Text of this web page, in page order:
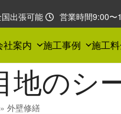
出張可能 営業時間9:00〜
社案内 施工事例 施工
のシ
» 外壁修繕